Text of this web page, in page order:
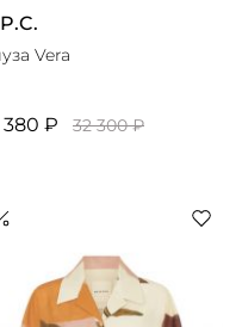
Vera
380 ₽ 32 300 ₽